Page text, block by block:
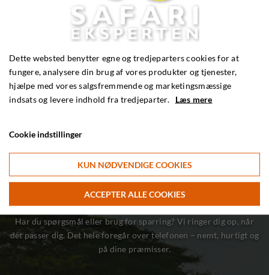
Hvornår har du tid?
- Bliv ringet op og lad os mødes på din hjemmebane
Har du spørgsmål eller brug for sparring? Vi ringer dig op, når
det passer dig. Det hele foregår over telefonen – nemt, hurtigt og
på dine præmisser.
Dette websted benytter egne og tredjeparters cookies for at
fungere, analysere din brug af vores produkter og tjenester,
hjælpe med vores salgsfremmende og marketingsmæssige
indsats og levere indhold fra tredjeparter. Læs mere
Cookie indstillinger
KUN NØDVENDIGE COOKIES
ACCEPTER ALLE COOKIES